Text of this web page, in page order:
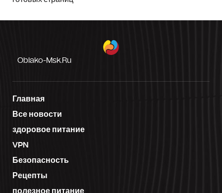
Oblako-Msk.ru
Главная
Все новости
здоровое питание
VPN
Безопасность
Рецепты
полезное питание